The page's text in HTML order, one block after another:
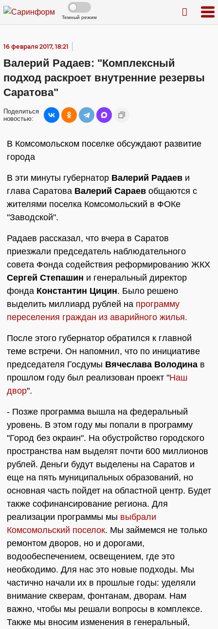
Темный режим
16 февраля 2017, 18:21
Валерий Радаев: "Комплексный
подход раскроет внутренние резервы
Саратова"
Поделиться
новостью:
В Комсомольском поселке обсуждают развитие
города
В эти минуты губернатор Валерий Радаев и
глава Саратова Валерий Сараев общаются с
жителями поселка Комсомольский в ФОКе
"Заводской".
Радаев рассказал, что вчера в Саратов
приезжали председатель наблюдательного
совета Фонда содействия реформированию ЖКХ
Сергей Степашин и генеральный директор
фонда Константин Цицин. Было решено
выделить миллиард рублей на программу
переселения граждан из аварийного жилья.
После этого губернатор обратился к главной
теме встречи. Он напомнил, что по инициативе
председателя Госдумы Вячеслава Володина в
прошлом году был реализован проект "Наш
двор".
- Позже программа вышла на федеральный
уровень. В этом году мы попали в программу
"Город без окраин". На обустройство городского
пространства нам выделят почти 600 миллионов
рублей. Деньги будут выделены на Саратов и
еще на пять муниципальных образований, но
основная часть пойдет на областной центр. Будет
также софинансирование региона. Для
реализации программы мы выбрали
Комсомольский поселок. Мы займемся не только
ремонтом дворов, но и дорогами,
водообеспечением, освещением, где это
необходимо. Для нас это новые подходы. Мы
частично начали их в прошлые годы: уделяли
внимание скверам, фонтанам, дворам. Нам
важно, чтобы мы решали вопросы в комплексе.
Также мы вносим изменения в генеральный,